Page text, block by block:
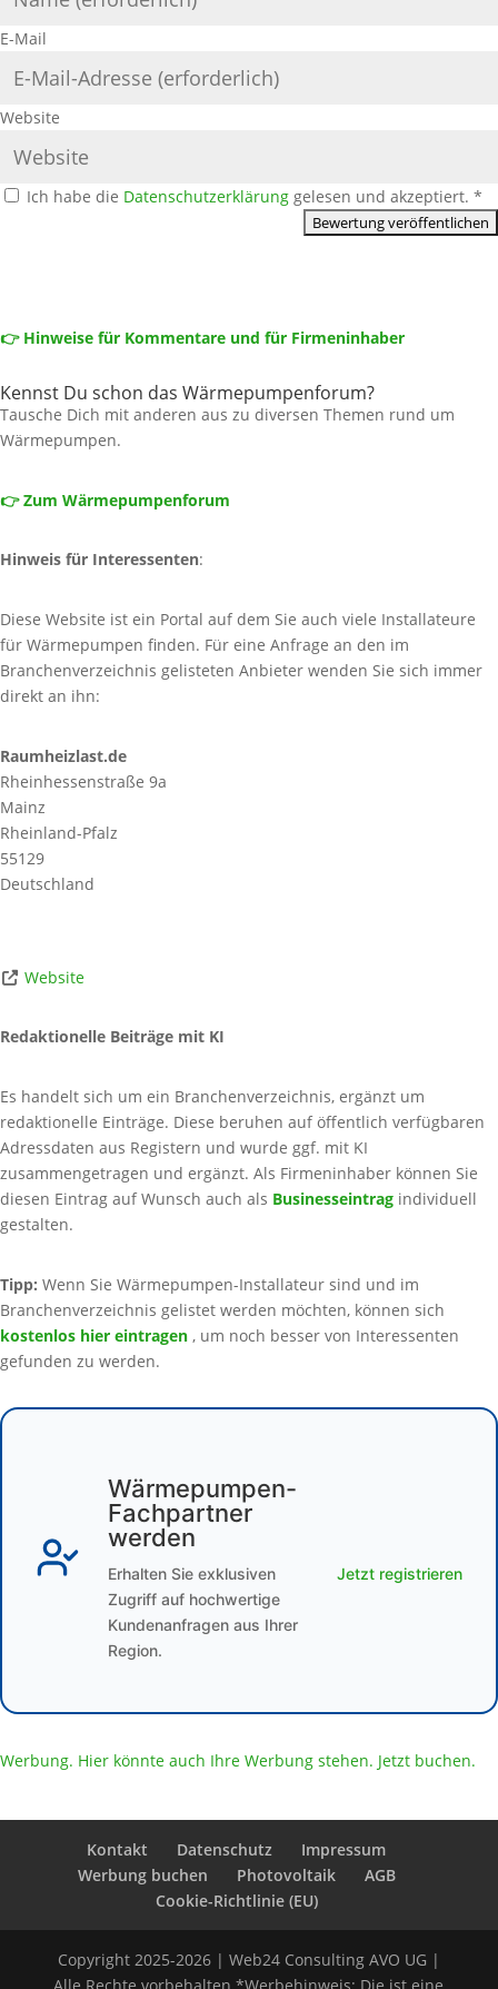
E-Mail
Website
Ich habe die Datenschutzerklärung gelesen und akzeptiert. *
👉 Hinweise für Kommentare und für Firmeninhaber
Kennst Du schon das Wärmepumpenforum?
Tausche Dich mit anderen aus zu diversen Themen rund um
Wärmepumpen.
👉 Zum Wärmepumpenforum
Hinweis für Interessenten:
Diese Website ist ein Portal auf dem Sie auch viele Installateure
für Wärmepumpen finden. Für eine Anfrage an den im
Branchenverzeichnis gelisteten Anbieter wenden Sie sich immer
direkt an ihn:
Raumheizlast.de
Rheinhessenstraße 9a
Mainz
Rheinland-Pfalz
55129
Deutschland
Website
Redaktionelle Beiträge mit KI
Es handelt sich um ein Branchenverzeichnis, ergänzt um
redaktionelle Einträge. Diese beruhen auf öffentlich verfügbaren
Adressdaten aus Registern und wurde ggf. mit KI
zusammengetragen und ergänzt. Als Firmeninhaber können Sie
diesen Eintrag auf Wunsch auch als Businesseintrag individuell
gestalten.
Tipp: Wenn Sie Wärmepumpen-Installateur sind und im
Branchenverzeichnis gelistet werden möchten, können sich
kostenlos hier eintragen , um noch besser von Interessenten
gefunden zu werden.
Wärmepumpen-
Fachpartner
werden
Erhalten Sie exklusiven
Zugriff auf hochwertige
Kundenanfragen aus Ihrer
Region.
Jetzt registrieren
Werbung. Hier könnte auch Ihre Werbung stehen. Jetzt buchen.
Kontakt Datenschutz
Impressum
Werbung buchen
Photovoltaik
AGB
Cookie-Richtlinie (EU)
Copyright 2025-2026 | Web24 Consulting AVO UG |